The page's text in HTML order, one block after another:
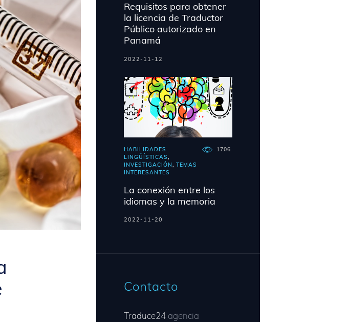
Requisitos para obtener
la licencia de Traductor
Público autorizado en
Panamá
2022-11-12
HABILIDADES
LINGÜÍSTICAS,
INVESTIGACIÓN,TEMAS
INTERESANTES
1706
La conexión entre los
idiomas y la memoria
2022-11-20
Contacto
Traduce24 agencia